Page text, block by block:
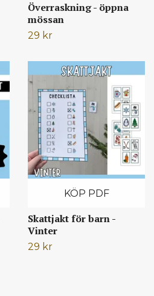
Överraskning - öppna
mössan
29 kr
KÖP PDF
Skattjakt för barn -
Vinter
29 kr